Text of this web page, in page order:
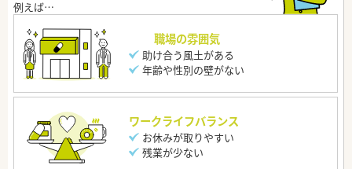
職場の雰囲気
助け合う風土がある
年齢や性別の壁がない
ワークライフバランス
お休みが取りやすい
残業が少ない